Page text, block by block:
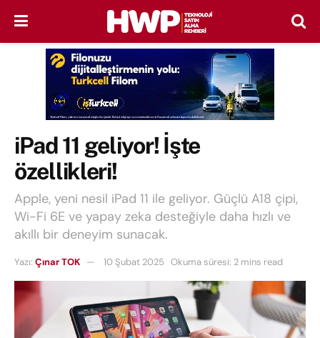
iPad 11 geliyor! İşte
özellikleri!
Apple, yeni nesil iPad 11 ile geliyor. Güçlü A18 çipi,
Wi-Fi 6E ve yapay zeka desteğiyle daha hızlı ve
akıllı bir deneyim sunacak.
Yazı: Çınar TOK 10 Şubat 2025 Okuma süresi: 2 mins read